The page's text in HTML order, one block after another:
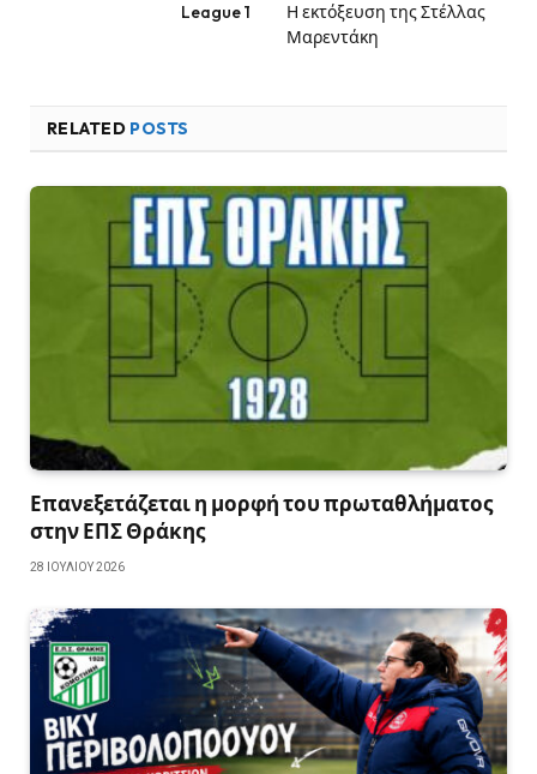
League 1
Η εκτόξευση της Στέλλας
Μαρεντάκη
RELATED POSTS
Επανεξετάζεται η μορφή του πρωταθλήματος
στην ΕΠΣ Θράκης
28 ΙΟΥΛΊΟΥ 2026